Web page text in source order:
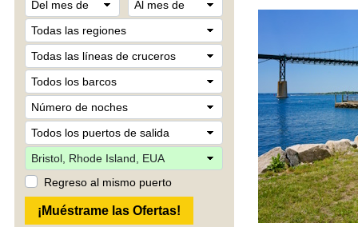
Regreso al mismo puerto